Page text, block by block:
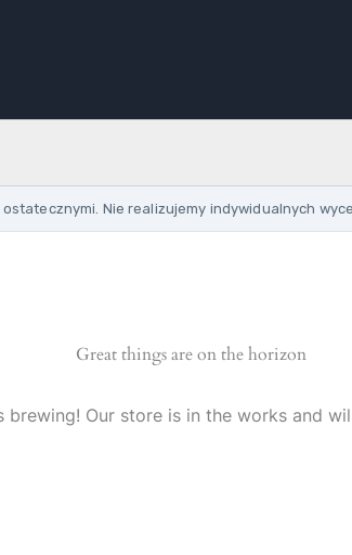
Nie realizujemy indywidualnych
Great things are on the horizon
brewing! Our store is in the works and